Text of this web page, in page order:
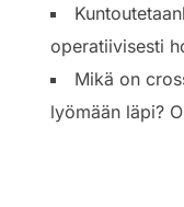
operatiivisesti
Mikä on
lyömään läpi?